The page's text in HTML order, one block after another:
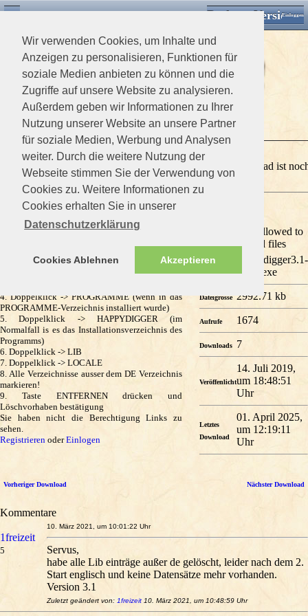
Wir verwenden Cookies, um Inhalte und
Anzeigen zu personalisieren, Funktionen für
soziale Medien anbieten zu können und die
Zugriffe auf unsere Website zu analysieren.
Außerdem geben wir Informationen zu Ihrer
Nutzung unserer Website an unsere Partner
für soziale Medien, Werbung und Analysen
weiter. Durch die weitere Nutzung der
Webseite stimmen Sie der Verwendung von
Cookies zu. Weitere Informationen zu
Cookies erhalten Sie in unserer
Datenschutzerklärung
Cookies Ablehnen Akzeptieren
Desktop VersionEinloggen
Downloads Home Software
André.R
happydigger
Funddatenbank
Dieses Download ist
0 Mitglieder und 1 Gast betrachten diese Datei
Sollte sich das Programm auf englisch stellen
2. Mouseklick -> ARBEITSPLATZ
3. Doppelklick -> C: (wenn auf Festplatte C:
4. Doppelklick -> PROGRAMME (wenn in das
PROGRAMME-Verzeichnis installiert wurde)
5. Doppelklick -> HAPPYDIGGER (im
Normalfall is es das Installationsverzeichnis des
Programms)
6. Doppelklick -> LIB
7. Doppelklick -> LOCALE
8. Alle Verzeichnisse ausser dem DE Verzeichnis
markieren!
9. Taste ENTFERNEN drücken und
Löschvorhaben bestätigung
Sie haben nicht die Berechtigung Links zu
sehen.
Registrieren oderEinlogen
You are not allowed to
download files
happydigger3.1-
setup.exe
Dateigrösse 2992.71 kb
Aufrufe 1674
Downloads 7
Veröffenlicht
14. Juli 2019,
um 18:48:51
Uhr
Letztes
Download
01. April 2025,
um 12:19:11
Uhr
Vorheriger Download Nächster Download
Kommentare
1freizeit
5
10. März 2021, um 10:01:22 Uhr
Servus,
habe alle Lib einträge außer de gelöscht, leider nach dem 2.
Start englisch und keine Datensätze mehr vorhanden.
Version 3.1
Zuletzt geändert von: 1freizeit 10. März 2021, um 10:48:59 Uhr